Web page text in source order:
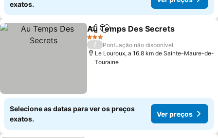
exatos.
PartilharAdicionar aos favoritos
Au Temps Des Secrets
3 Estrelas
/
Pontuação não disponível
Le Louroux, a 16.8 km de Sainte-Maure-de-
Touraine
Selecione as datas para ver os preços
exatos.
Ver preços